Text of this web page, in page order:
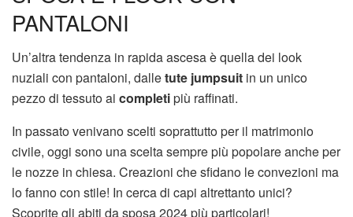
PANTALONI
Un’altra tendenza in rapida ascesa è quella dei look
nuziali con pantaloni, dalletute jumpsuit in un unico
pezzo di tessuto ai completipiù raffinati.
In passato venivano scelti soprattutto per il matrimonio
civile, oggi sono una scelta sempre più popolare anche per
le nozze in chiesa. Creazioni che sfidano le convezioni ma
lo fanno con stile! In cerca di capi altrettanto unici?
Scoprite gli abiti da sposa 2024 più particolari!